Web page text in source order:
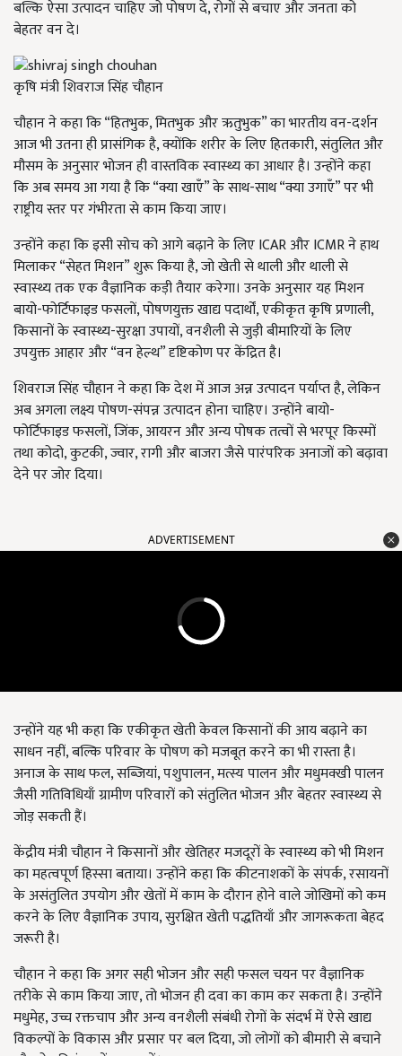
बल्कि ऐसा उत्पादन चाहिए जो पोषण दे, रोगों से बचाए और जनता को
बेहतर वन दे।
कृषि मंत्री शिवराज सिंह चौहान
चौहान ने कहा कि “हितभुक, मितभुक और ऋतुभुक” का भारतीय वन-दर्शन
आज भी उतना ही प्रासंगिक है, क्योंकि शरीर के लिए हितकारी, संतुलित और
मौसम के अनुसार भोजन ही वास्तविक स्वास्थ्य का आधार है। उन्होंने कहा
कि अब समय आ गया है कि “क्या खाएँ” के साथ-साथ “क्या उगाएँ” पर भी
राष्ट्रीय स्तर पर गंभीरता से काम किया जाए।
उन्होंने कहा कि इसी सोच को आगे बढ़ाने के लिए ICAR और ICMR ने हाथ
मिलाकर “सेहत मिशन” शुरू किया है, जो खेती से थाली और थाली से
स्वास्थ्य तक एक वैज्ञानिक कड़ी तैयार करेगा। उनके अनुसार यह मिशन
बायो-फोर्टिफाइड फसलों, पोषणयुक्त खाद्य पदार्थों, एकीकृत कृषि प्रणाली,
किसानों के स्वास्थ्य-सुरक्षा उपायों, वनशैली से जुड़ी बीमारियों के लिए
उपयुक्त आहार और “वन हेल्थ” दृष्टिकोण पर केंद्रित है।
शिवराज सिंह चौहान ने कहा कि देश में आज अन्न उत्पादन पर्याप्त है, लेकिन
अब अगला लक्ष्य पोषण-संपन्न उत्पादन होना चाहिए। उन्होंने बायो-
फोर्टिफाइड फसलों, जिंक, आयरन और अन्य पोषक तत्वों से भरपूर किस्मों
तथा कोदो, कुटकी, ज्वार, रागी और बाजरा जैसे पारंपरिक अनाजों को बढ़ावा
देने पर जोर दिया।
ADVERTISEMENT
उन्होंने यह भी कहा कि एकीकृत खेती केवल किसानों की आय बढ़ाने का
साधन नहीं, बल्कि परिवार के पोषण को मजबूत करने का भी रास्ता है।
अनाज के साथ फल, सब्जियां, पशुपालन, मत्स्य पालन और मधुमक्खी पालन
जैसी गतिविधियाँ ग्रामीण परिवारों को संतुलित भोजन और बेहतर स्वास्थ्य से
जोड़ सकती हैं।
केंद्रीय मंत्री चौहान ने किसानों और खेतिहर मजदूरों के स्वास्थ्य को भी मिशन
का महत्वपूर्ण हिस्सा बताया। उन्होंने कहा कि कीटनाशकों के संपर्क, रसायनों
के असंतुलित उपयोग और खेतों में काम के दौरान होने वाले जोखिमों को कम
करने के लिए वैज्ञानिक उपाय, सुरक्षित खेती पद्धतियाँ और जागरूकता बेहद
जरूरी है।
चौहान ने कहा कि अगर सही भोजन और सही फसल चयन पर वैज्ञानिक
तरीके से काम किया जाए, तो भोजन ही दवा का काम कर सकता है। उन्होंने
मधुमेह, उच्च रक्तचाप और अन्य वनशैली संबंधी रोगों के संदर्भ में ऐसे खाद्य
विकल्पों के विकास और प्रसार पर बल दिया, जो लोगों को बीमारी से बचाने